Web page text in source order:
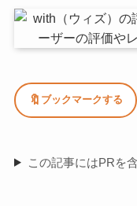
🔖 ブックマークする
この記事にはPRを